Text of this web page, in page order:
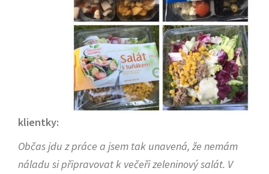
klientky:
Občas jdu z práce a jsem tak unavená, že nemám
náladu si připravovat k večeři zeleninový salát. V